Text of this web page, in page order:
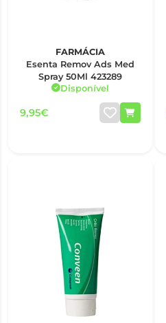
FARMÁCIA
Esenta Remov Ads Med
Spray 50Ml 423289
Disponível
9,95€